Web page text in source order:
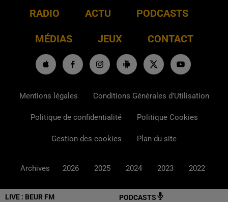
LIVE : BEUR FM PODCASTS
RADIO ACTU PODCASTS
MÉDIAS JEUX CONTACT
Mentions légales Conditions Générales d'Utilisation
Politique de confidentialité Politique Cookies
Gestion des cookies Plan du site
Archives 2026 2025 2024 2023 2022